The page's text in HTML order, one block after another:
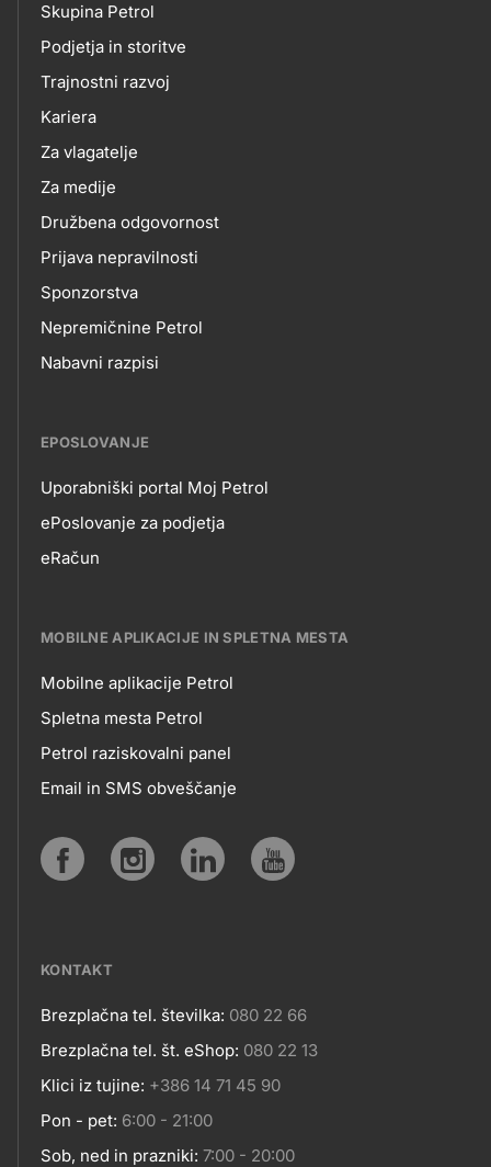
skupno.footer-
title???
O
NAS
Skupina Petrol
Podjetja in storitve
Trajnostni razvoj
Kariera
Za vlagatelje
Za medije
Družbena odgovornost
Prijava nepravilnosti
Sponzorstva
Nepremičnine Petrol
Nabavni razpisi
EPOSLOVANJE
EPOSLOVANJE
Uporabniški portal Moj Petrol
ePoslovanje za podjetja
eRačun
MOBILNE APLIKACIJE IN SPLETNA MESTA
MOBILNE
APLIKACIJE
SPLETNA
Mobilne aplikacije Petrol
Spletna mesta Petrol
Petrol raziskovalni panel
Email in SMS obveščanje
KONTAKT
Kontakt
Brezplačna tel. številka: 080 22 66
Brezplačna tel. št. eShop: 080 22 13
Klici iz tujine: +386 14 71 45 90
Pon - pet: 6:00 - 21:00
Sob, ned in prazniki: 7:00 - 20:00